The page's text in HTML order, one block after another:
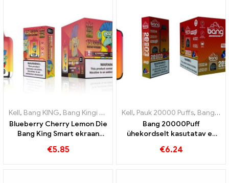
Kell, Bang KING, Bang Kingi nutikas ekraan 15000 Puff ,Ühekordsed
Blueberry Cherry Lemon Die
Bang King Smart ekraan
uuenduslikust ühekordsest
€5.85
Kell, Pauk 20000 Puffs, Bang KING
Bang 20000Puff
ühekordselt kasutatav e-
maitse ja topeltvõrk
€6.24